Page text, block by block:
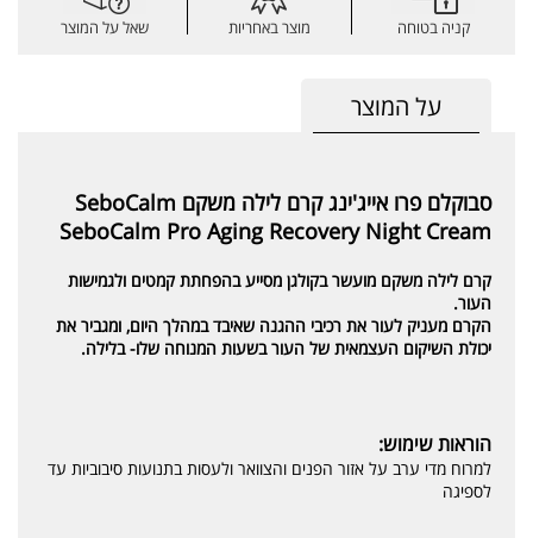
קניה בטוחה מוצר באחריות שאל על המוצר
על המוצר
סבוקלם פרו אייג'ינג קרם לילה משקם SeboCalm
SeboCalm Pro Aging Recovery Night Cream
קרם לילה משקם מועשר בקולגן מסייע בהפחתת קמטים ולגמישות
העור.
הקרם מעניק לעור את רכיבי ההגנה שאיבד במהלך היום, ומגביר את
יכולת השיקום העצמאית של העור בשעות המנוחה שלו- בלילה.
הוראות שימוש:
למרוח מדי ערב על אזור הפנים והצוואר ולעסות בתנועות סיבוביות עד
לספיגה